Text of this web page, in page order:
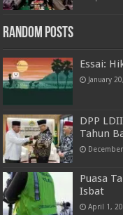
Random Posts
Essai:
January
DPP
Tahun
Puasa
Isbat
April 1,